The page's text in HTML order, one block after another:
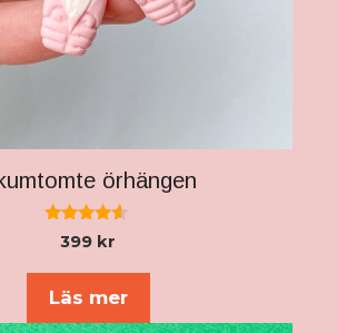
örhängen
4.43
av 5
399 kr
Läs mer